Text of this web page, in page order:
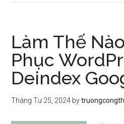
Làm Thế
Phục
Deindex
Tháng Tư 25, 2024 by